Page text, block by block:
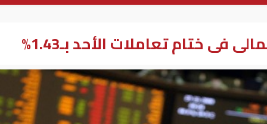
ختام تعاملات الأحد بـ1.43%